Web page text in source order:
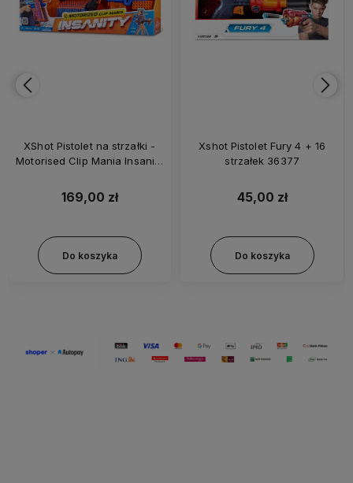
XShot Pistolet na strzałki -
Motorised Clip Mania Insanity
169,00 zł
Do koszyka
Xshot Pistolet Fury 4 + 16
strzałek 36377
45,00 zł
Do koszyka